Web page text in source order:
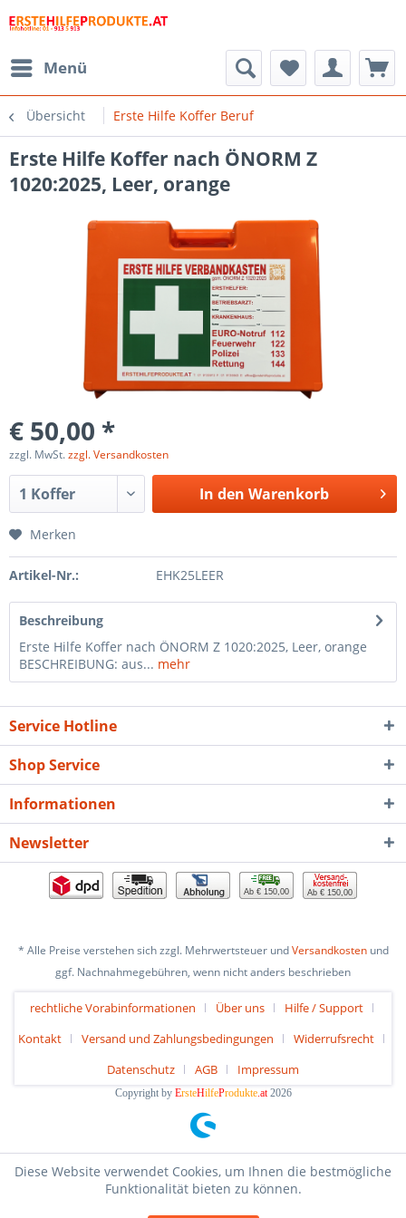
Menü
Übersicht Erste Hilfe Koffer Beruf
Erste Hilfe Koffer nach ÖNORM Z
1020:2025, Leer, orange
€ 50,00 *
zzgl. MwSt.zzgl. Versandkosten
In den Warenkorb
Merken
Artikel-Nr.: EHK25LEER
Beschreibung
Erste Hilfe Koffer nach ÖNORM Z 1020:2025, Leer, orange
BESCHREIBUNG: aus... mehr
Service Hotline
Shop Service
Informationen
Newsletter
Ab € 150,00 Ab € 150,00
* Alle Preise verstehen sich zzgl. Mehrwertsteuer undVersandkostenund
ggf. Nachnahmegebühren, wenn nicht anders beschrieben
rechtliche Vorabinformationen Über uns
Hilfe / Support
Kontakt
Versand und Zahlungsbedingungen
Widerrufsrecht
Datenschutz
AGB Impressum
Copyright by ErsteHilfeProdukte.at2026
Diese Website verwendet Cookies, um Ihnen die bestmögliche
Funktionalität bieten zu können.